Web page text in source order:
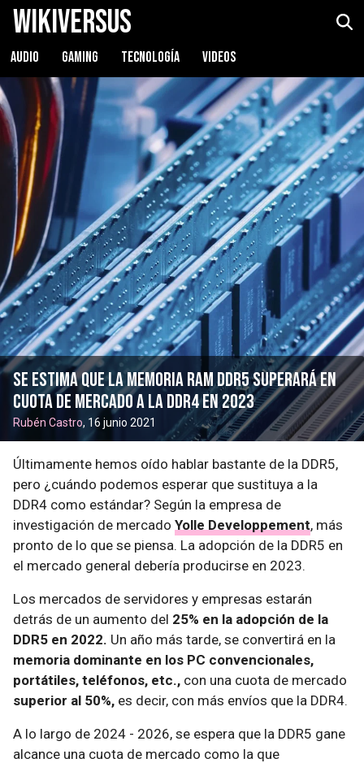
WikiVersus
AUDIO GAMING TECNOLOGÍA VIDEOS
Se estima que la memoria RAM DDR5 superará en
cuota de mercado a la DDR4 en 2023
Rubén Castro, 16 junio 2021
Últimamente hemos oído hablar bastante de la DDR5,
pero ¿cuándo podemos esperar que sustituya a la
DDR4 como estándar? Según la empresa de
investigación de mercado Yolle Developpement, más
pronto de lo que se piensa. La adopción de la DDR5 en
el mercado general debería producirse en 2023.
Los mercados de servidores y empresas estarán
detrás de un aumento del 25% en la adopción de la
DDR5 en 2022. Un año más tarde, se convertirá en la
memoria dominante en los PC convencionales,
portátiles, teléfonos, etc., con una cuota de mercado
superior al 50%, es decir, con más envíos que la DDR4.
A lo largo de 2024 - 2026, se espera que la DDR5 gane
alcance una cuota de mercado como la que